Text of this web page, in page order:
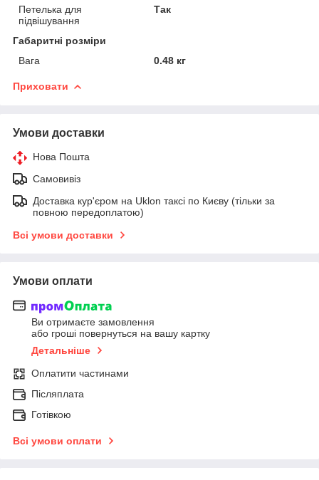
Петелька для
підвішування
Так
Габаритні розміри
Вага
0.48 кг
Приховати
Умови доставки
Нова Пошта
Самовивіз
Доставка кур'єром на Uklon таксі по Києву (тільки за
повною передоплатою)
Всі умови доставки
Умови оплати
Ви отримаєте замовлення
або гроші повернуться на вашу картку
Детальніше
Оплатити частинами
Післяплата
Готівкою
Всі умови оплати